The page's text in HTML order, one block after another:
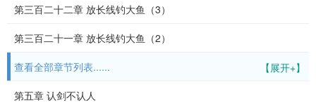
第三百二十二章 放长线钓大鱼（3）
第三百二十一章 放长线钓大鱼（2）
【展开+】
查看全部章节列表......
第五章 认剑不认人